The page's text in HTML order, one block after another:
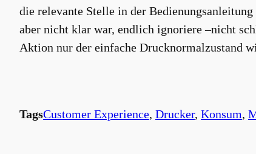
die relevante Stelle in der
aber nicht klar war, endlich ignoriere –nicht
Aktion nur der einfache Drucknormalzustand
TagsCustomer Experience, Drucker, Konsum,